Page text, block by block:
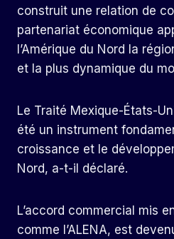
construit une relation de
partenariat économique
l’Amérique du Nord la
et la plus dynamique du
Le Traité Mexique-États-
été un instrument
croissance et le
Nord, a-t-il déclaré.
L’accord commercial mis
comme l’ALENA, est